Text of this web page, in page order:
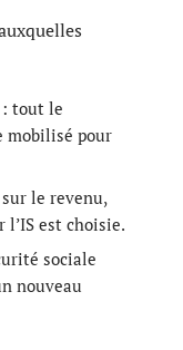
tout le
mobilisé pour
le revenu,
l’IS est choisie.
sociale
nouveau